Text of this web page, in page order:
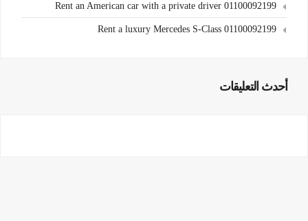
Rent an American car with a private driver 01100092199
Rent a luxury Mercedes S-Class 01100092199
أحدث التعليقات